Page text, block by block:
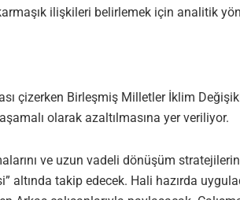
ilişkileri belirlemek için analitik
çizerken Birleşmiş Milletler İklim
olarak azaltılmasına yer veriliyor.
ve uzun vadeli dönüşüm
altında takip edecek. Hali hazırda